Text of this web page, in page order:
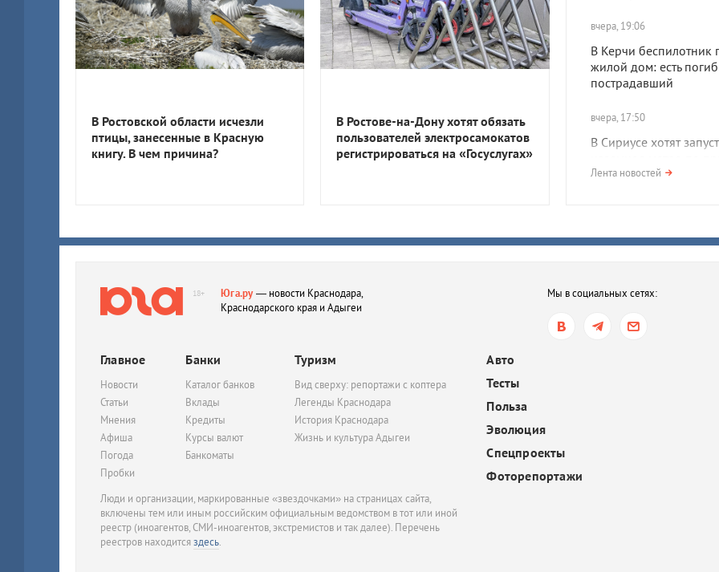
вчера, 19:06
В Керчи беспилотник
жилой дом: есть
пострадавший
вчера, 17:50
В Сириусе хотят
московских МЦД
Власти Новороссийска
определили укрытие
Лента новостей
В Ростовской области исчезли
птицы, занесенные в Красную
книгу. В чем причина?
В Ростове-на-Дону хотят обязать
пользователей электросамокатов
регистрироваться на «Госуслугах»
18+ Юга.ру— новости Краснодара,
Краснодарского края и Адыгеи
Мы в социальных сетях:
Главное
Новости
Статьи
Мнения
Афиша
Погода
Пробки
Банки
Каталог банков
Вклады
Кредиты
Курсы валют
Банкоматы
Туризм
Вид сверху: репортажи с коптера
Легенды Краснодара
История Краснодара
Жизнь и культура Адыгеи
Авто
Тесты
Польза
Эволюция
Спецпроекты
Фоторепортажи
Люди и организации, маркированные «звездочками» на страницах сайта,
включены тем или иным российским официальным ведомством в тот или иной
реестр (иноагентов, СМИ-иноагентов, экстремистов и так далее). Перечень
реестров находитсяздесь.